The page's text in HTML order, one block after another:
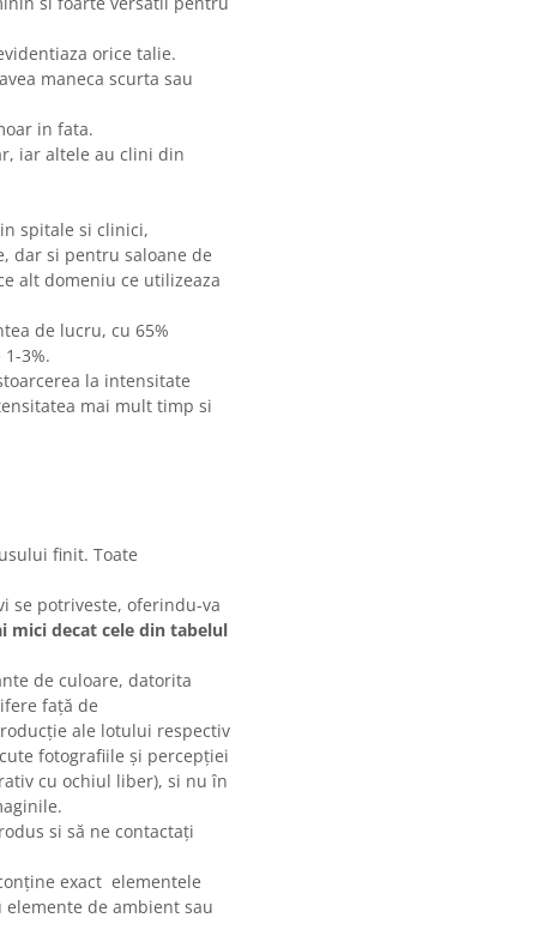
orice talie.
maneca scurta sau
in fata.
iar altele au clini din
spitale si clinici,
dar si pentru saloane de
alt domeniu ce utilizeaza
de lucru, cu 65%
3%.
la intensitate
mai mult timp si
finit. Toate
se potriveste, oferindu-va
mici decat cele din tabelul
de culoare, datorita
față de
ale lotului respectiv
fotografiile și percepției
cu ochiul liber), si nu în
si să ne contactați
exact elementele
de ambient sau